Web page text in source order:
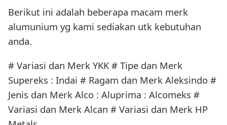
Berikut ini adalah beberapa macam merk
alumunium yg kami sediakan utk kebutuhan
anda.
# Variasi dan Merk YKK # Tipe dan Merk
Supereks : Indai # Ragam dan Merk Aleksindo #
Jenis dan Merk Alco : Aluprima : Alcomeks #
Variasi dan Merk Alcan # Variasi dan Merk HP